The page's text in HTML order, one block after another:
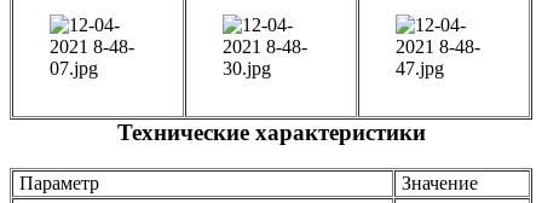
Технические характеристики
Параметр
Значение